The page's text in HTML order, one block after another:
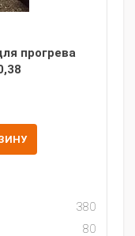
прогрева
380
80